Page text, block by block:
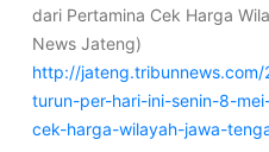
dari Pertamina Cek Harga
News Jateng)
http://
turun-per-hari-ini-senin-8-
cek-harga-wilayah-jawa-